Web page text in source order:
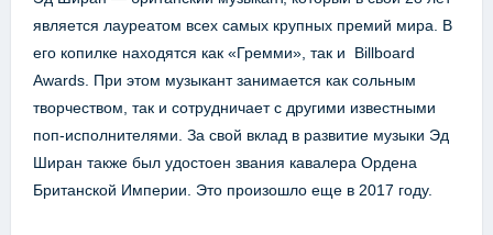
является лауреатом всех самых крупных премий мира. В
его копилке находятся как «Гремми», так и Billboard
Awards. При этом музыкант занимается как сольным
творчеством, так и сотрудничает с другими известными
поп-исполнителями. За свой вклад в развитие музыки Эд
Ширан также был удостоен звания кавалера Ордена
Британской Империи. Это произошло еще в 2017 году.